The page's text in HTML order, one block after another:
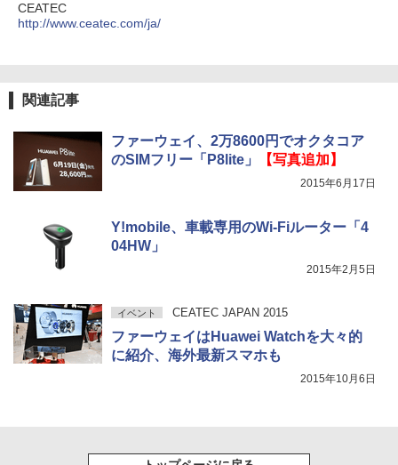
CEATEC
http://www.ceatec.com/ja/
関連記事
ファーウェイ、2万8600円でオクタコア
のSIMフリー「P8lite」
【写真追加】
2015年6月17日
Y!mobile、車載専用のWi-Fiルーター「4
04HW」
2015年2月5日
イベント CEATEC JAPAN 2015
ファーウェイはHuawei Watchを大々的
に紹介、海外最新スマホも
2015年10月6日